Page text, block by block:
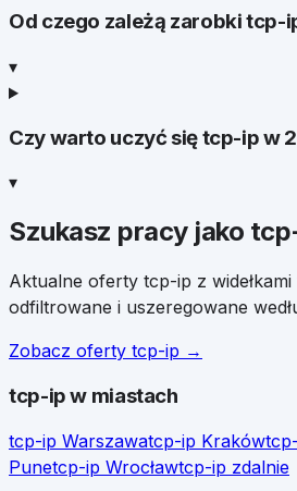
Od czego zależą zarobki tcp-
▾
Czy warto uczyć się tcp-ip w
▾
Szukasz pracy jako
Aktualne oferty tcp-ip z
odfiltrowane i uszeregowane
Zobacz oferty tcp-ip →
tcp-ipw miastach
tcp-ip Warszawatcp-ip Kraków
Punetcp-ip Wrocławtcp-ip zdalnie